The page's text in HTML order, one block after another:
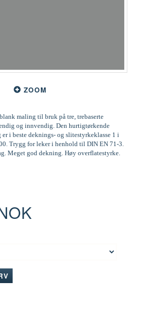
ZOOM
maling til bruk på tre, trebaserte
og innvendig. Den hurtigtørkende
i beste deknings- og slitestyrkeklasse 1 i
Trygg for leker i henhold til DIN EN 71-3.
Meget god dekning. Høy overflatestyrke.